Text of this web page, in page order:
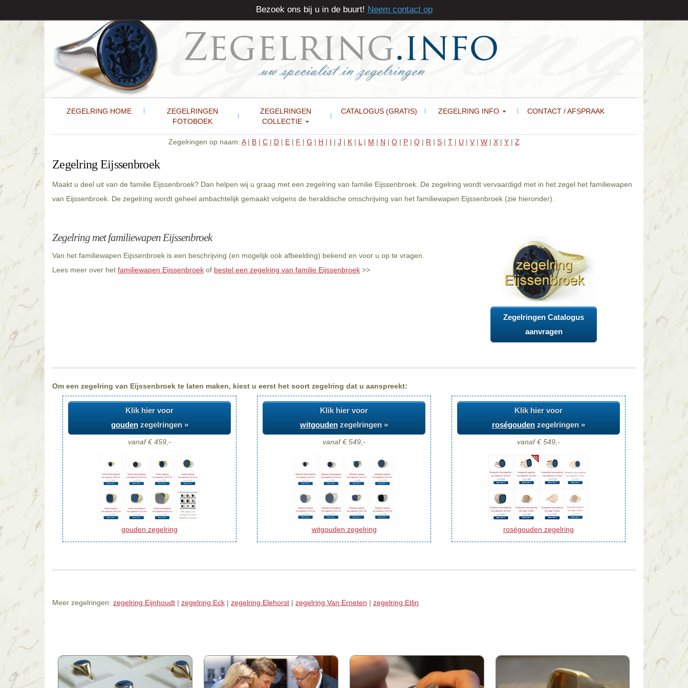
ZEGELRING HOME
ZEGELRINGEN
FOTOBOEK
ZEGELRINGEN
COLLECTIE
CATALOGUS (GRATIS) ZEGELRING INFO CONTACT / AFSPRAAK
Zegelringen op naam: A| B | C | D | E | F | G | H | I | J | K | L | M | N | O | P | Q | R | S | T | U | V | W | X | Y | Z
Zegelring Eijssenbroek
Maakt u deel uit van de familie Eijssenbroek? Dan helpen wij u graag met een zegelring van familie Eijssenbroek. De zegelring wordt vervaardigd met in het zegel het familiewapen
van Eijssenbroek. De zegelring wordt geheel ambachtelijk gemaakt volgens de heraldische omschrijving van het familiewapen Eijssenbroek (zie hieronder).
Zegelring met familiewapen Eijssenbroek
Van het familiewapen Eijssenbroek is een beschrijving (en mogelijk ook afbeelding) bekend en voor u op te vragen.
Lees meer over het familiewapen Eijssenbroek of bestel een zegelring van familie Eijssenbroek >>
Zegelringen Catalogus
aanvragen
Om een zegelring van Eijssenbroek te laten maken, kiest u eerst het soort zegelring dat u aanspreekt:
Klik hier voor
goudenzegelringen »
vanaf € 459,-
gouden zegelring
Klik hier voor
witgouden zegelringen »
vanaf € 549,-
witgouden zegelring
Klik hier voor
roségouden zegelringen »
vanaf € 549,-
roségouden zegelring
Meer zegelringen: zegelring Eijnhoudt | zegelring Eck | zegelring Elehorst | zegelring Van Erneten | zegelring Etlin
Bezoek ons bij u in de buurt! Neem contact op